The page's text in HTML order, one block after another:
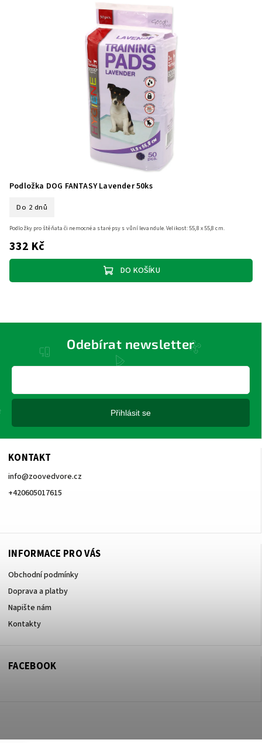
Podložka DOG FANTASY Lavender 50ks
Do 2 dnů
332 Kč
DO KOŠÍKU
Podložky pro štěňata či nemocné a staré psy s vůní levandule. Velikost: 55,8 x 55,8 cm.
KONTAKT
info@zoovedvore.cz
+420605017615
INFORMACE PRO VÁS
Obchodní podmínky
Doprava a platby
Napište nám
Kontakty
Odebírat newsletter
Přihlásit se
FACEBOOK